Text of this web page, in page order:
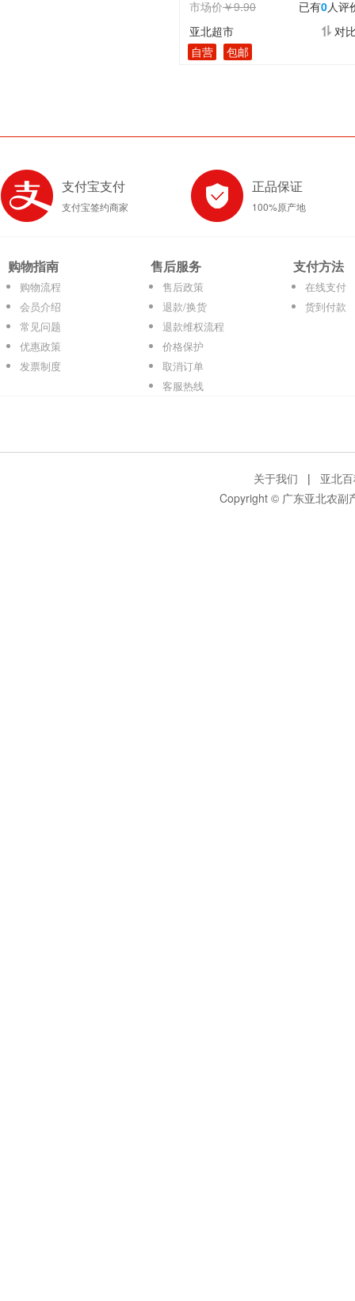
市场价￥9.90 已有0人评
亚北超市
对
自营
包邮
支付宝支付
支付宝签约商家
正品保证
100%原产地
购物指南
购物流程
会员介绍
常见问题
优惠政策
发票制度
售后服务
售后政策
退款/换货
退款维权流程
价格保护
取消订单
客服热线
支付方法
在线支付
货到付款
关于我们 | 亚北
Copyright © 广东亚北农副